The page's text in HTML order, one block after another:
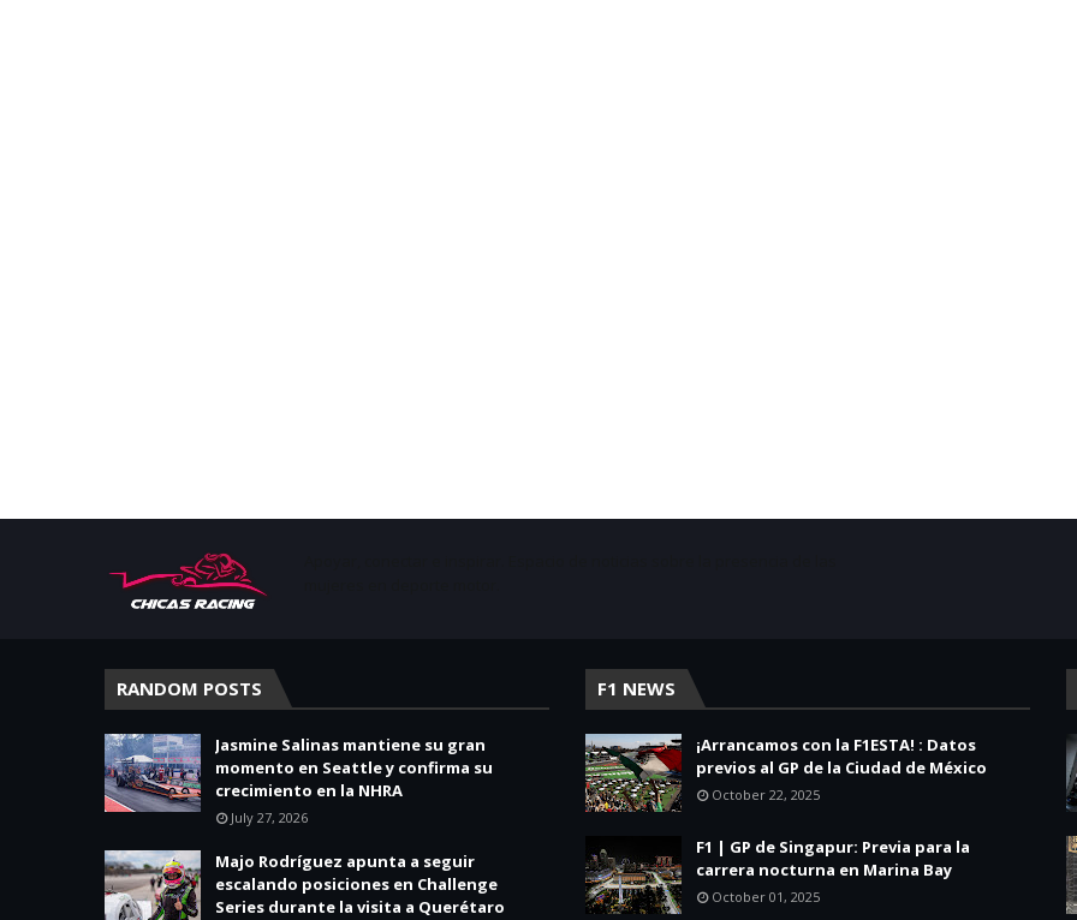
RANDOM POSTS
Jasmine Salinas mantiene su gran
momento en Seattle y confirma su
crecimiento en la NHRA
July 27, 2026
Majo Rodríguez apunta a seguir
escalando posiciones en Challenge
Series durante la visita a Querétaro
F1 NEWS
¡Arrancamos con la F1ESTA! : Datos
previos al GP de la Ciudad de México
October 22, 2025
F1 | GP de Singapur: Previa para la
carrera nocturna en Marina Bay
October 01, 2025